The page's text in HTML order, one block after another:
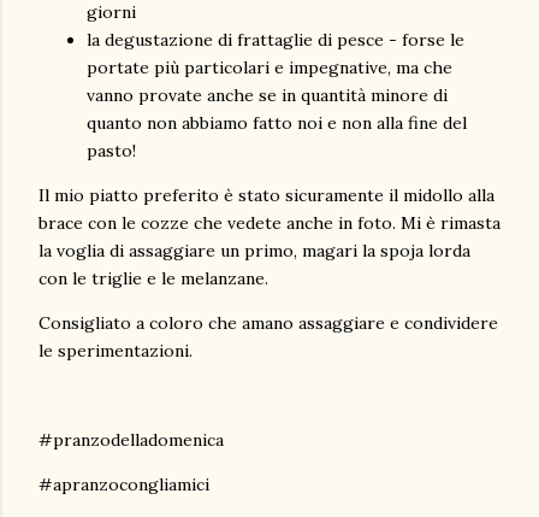
giorni
la degustazione di frattaglie di pesce - forse le
portate più particolari e impegnative, ma che
vanno provate anche se in quantità minore di
quanto non abbiamo fatto noi e non alla fine del
pasto!
Il mio piatto preferito è stato sicuramente il midollo alla
brace con le cozze che vedete anche in foto. Mi è rimasta
la voglia di assaggiare un primo, magari la spoja lorda
con le triglie e le melanzane.
Consigliato a coloro che amano assaggiare e condividere
le sperimentazioni.
#pranzodelladomenica
#apranzocongliamici